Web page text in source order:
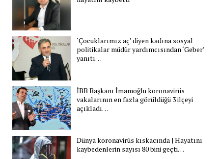
‘Çocuklarımız aç’ diyen kadına sosyal
politikalar müdür yardımcısından ‘Geber’
yanıtı…
İBB Başkanı İmamoğlu koronavirüs
vakalarının en fazla görüldüğü 3 ilçeyi
açıkladı…
Dünya koronavirüs kıskacında | Hayatını
kaybedenlerin sayısı 80 bini geçti…